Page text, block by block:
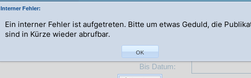
Abteilung:
Bis Datum:
Interner Fehler:
Ein interner Fehler ist aufgetreten. Bitte um etwas Geduld, die
sind in Kürze wieder abrufbar.
OK